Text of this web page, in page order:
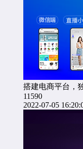
搭建电商平台，
11590
2022-07-05